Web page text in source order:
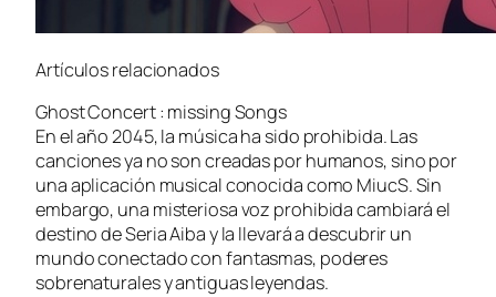
Artículos relacionados
Ghost Concert : missing Songs
En el año 2045, la música ha sido prohibida. Las
canciones ya no son creadas por humanos, sino por
una aplicación musical conocida como MiucS. Sin
embargo, una misteriosa voz prohibida cambiará el
destino de Seria Aiba y la llevará a descubrir un
mundo conectado con fantasmas, poderes
sobrenaturales y antiguas leyendas.